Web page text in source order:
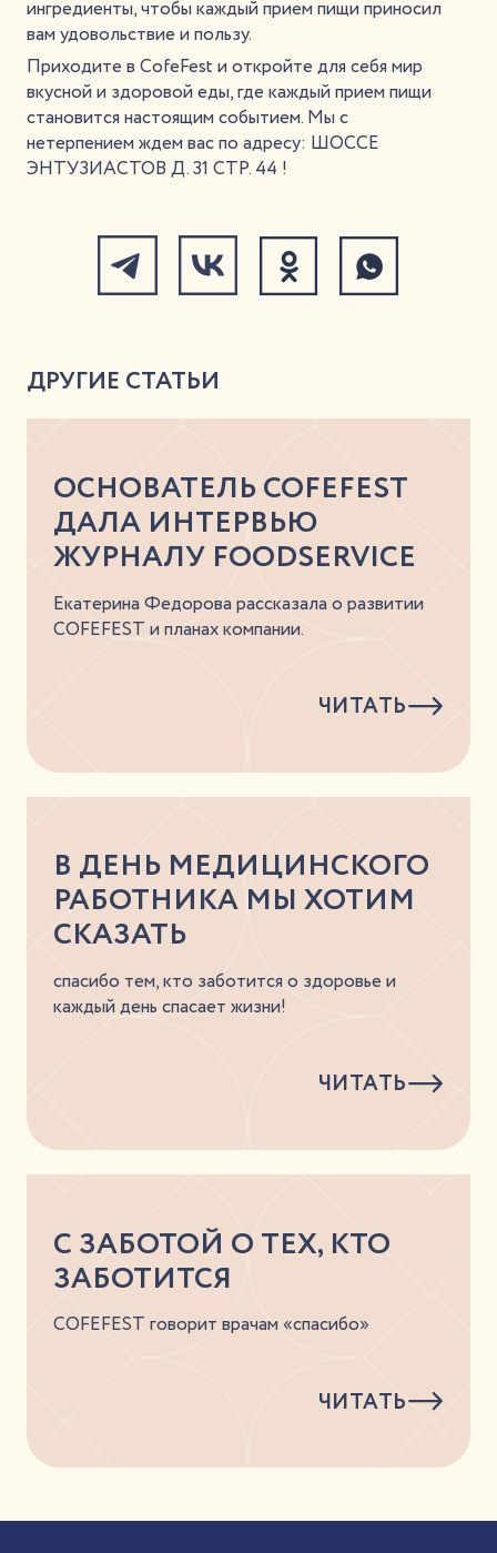
ингредиенты, чтобы каждый прием пищи приносил
вам удовольствие и пользу.
Приходите в CofeFest и откройте для себя мир
вкусной и здоровой еды, где каждый прием пищи
становится настоящим событием. Мы с
нетерпением ждем вас по адресу: ШОССЕ
ЭНТУЗИАСТОВ Д. 31 СТР. 44 !
ДРУГИЕ СТАТЬИ
ОСНОВАТЕЛЬ COFEFEST
ДАЛА ИНТЕРВЬЮ
ЖУРНАЛУ FOODSERVICE
Екатерина Федорова рассказала о развитии
COFEFEST и планах компании.
ЧИТАТЬ
В ДЕНЬ МЕДИЦИНСКОГО
РАБОТНИКА МЫ ХОТИМ
СКАЗАТЬ
спасибо тем, кто заботится о здоровье и
каждый день спасает жизни!
ЧИТАТЬ
С ЗАБОТОЙ О ТЕХ, КТО
ЗАБОТИТСЯ
COFEFEST говорит врачам «спасибо»
ЧИТАТЬ